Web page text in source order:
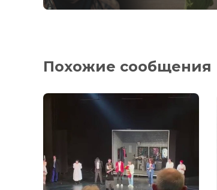
Похожие сообщения